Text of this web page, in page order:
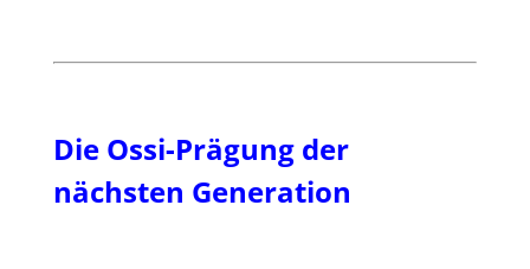
Die Ossi-Prägung der
nächsten Generation